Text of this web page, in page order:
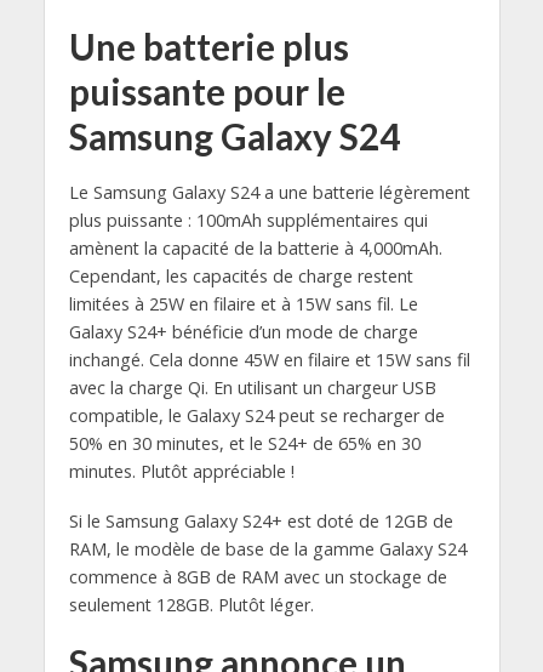
Une batterie plus
puissante pour le
Samsung Galaxy S24
Le Samsung Galaxy S24 a une batterie légèrement
plus puissante : 100mAh supplémentaires qui
amènent la capacité de la batterie à 4,000mAh.
Cependant, les capacités de charge restent
limitées à 25W en filaire et à 15W sans fil. Le
Galaxy S24+ bénéficie d’un mode de charge
inchangé. Cela donne 45W en filaire et 15W sans fil
avec la charge Qi. En utilisant un chargeur USB
compatible, le Galaxy S24 peut se recharger de
50% en 30 minutes, et le S24+ de 65% en 30
minutes. Plutôt appréciable !
Si le Samsung Galaxy S24+ est doté de 12GB de
RAM, le modèle de base de la gamme Galaxy S24
commence à 8GB de RAM avec un stockage de
seulement 128GB. Plutôt léger.
Samsung annonce un